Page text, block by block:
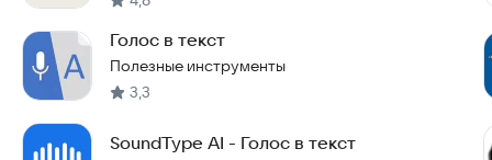
Голос в текст
Полезные инструменты
3,3
SoundType AI - Голос в текст